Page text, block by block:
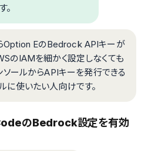
。
Option EのBedrock APIキーが
のIAMを細かく設定しなくても
ールからAPIキーを発行できる
ルに使いたい人向けです。
のBedrock設定を有効